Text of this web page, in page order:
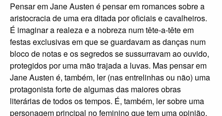
Pensar em Jane Austen é pensar em romances sobre a
aristocracia de uma era ditada por oficiais e cavalheiros.
É imaginar a realeza e a nobreza num tête-a-tête em
festas exclusivas em que se guardavam as danças num
bloco de notas e os segredos se sussurravam ao ouvido,
protegidos por uma mão trajada a luvas. Mas pensar em
Jane Austen é, também, ler (nas entrelinhas ou não) uma
protagonista forte de algumas das maiores obras
literárias de todos os tempos. É, também, ler sobre uma
personagem principal no feminino que tem uma opinião,